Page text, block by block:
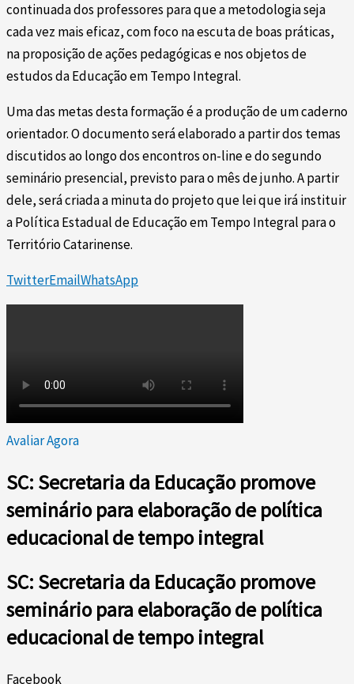
continuada dos professores para que a metodologia seja
cada vez mais eficaz, com foco na escuta de boas práticas,
na proposição de ações pedagógicas e nos objetos de
estudos da Educação em Tempo Integral.
Uma das metas desta formação é a produção de um caderno
orientador. O documento será elaborado a partir dos temas
discutidos ao longo dos encontros on-line e do segundo
seminário presencial, previsto para o mês de junho. A partir
dele, será criada a minuta do projeto que lei que irá instituir
a Política Estadual de Educação em Tempo Integral para o
Território Catarinense.
TwitterEmailWhatsApp
Avaliar Agora
SC: Secretaria da Educação promove
seminário para elaboração de política
educacional de tempo integral
SC: Secretaria da Educação promove
seminário para elaboração de política
educacional de tempo integral
Facebook